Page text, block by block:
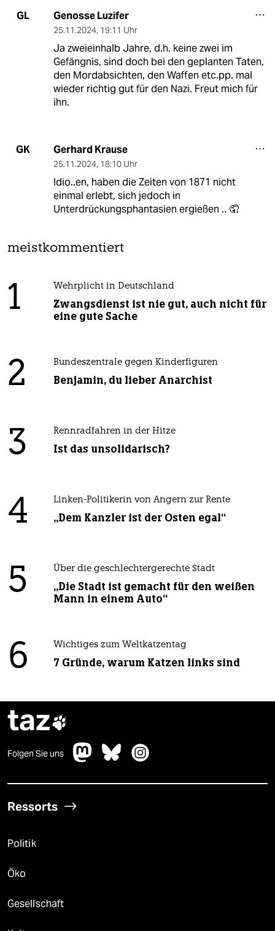
GL Genosse Luzifer
25.11.2024, 19:11 Uhr
Ja zweieinhalb Jahre, d.h. keine zwei im
Gefängnis, sind doch bei den geplanten Taten,
den Mordabsichten, den Waffen etc.pp. mal
wieder richtig gut für den Nazi. Freut mich für
ihn.
GK Gerhard Krause
25.11.2024, 18:10 Uhr
Idio..en, haben die Zeiten von 1871 nicht
einmal erlebt, sich jedoch in
Unterdrückungsphantasien ergießen .. 🤦
meistkommentiert
1 Wehrplicht in Deutschland
Zwangsdienst ist nie gut, auch nicht für
eine gute Sache
2 Bundeszentrale gegen Kinderfiguren
Benjamin, du lieber Anarchist
3 Rennradfahren in der Hitze
Ist das unsolidarisch?
4 Linken-Politikerin von Angern zur Rente
„Dem Kanzler ist der Osten egal“
5 Über die geschlechtergerechte Stadt
„Die Stadt ist gemacht für den weißen
Mann in einem Auto“
6 Wichtiges zum Weltkatzentag
7 Gründe, warum Katzen links sind
taz
Folgen Sie uns
Ressorts
Politik
Öko
Gesellschaft